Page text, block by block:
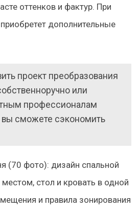
оттенков и фактур. При
дополнительные
проект преобразования
или
профессионалам
вы сможете сэкономить